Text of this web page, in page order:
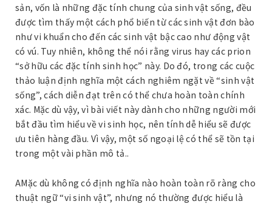
sản, vốn là những đặc tính chung của sinh vật sống, đều
được tìm thấy một cách phổ biến từ các sinh vật đơn bào
như vi khuẩn cho đến các sinh vật bậc cao như động vật
có vú. Tuy nhiên, không thể nói rằng virus hay các prion
“sở hữu các đặc tính sinh học” này. Do đó, trong các cuộc
thảo luận định nghĩa một cách nghiêm ngặt về “sinh vật
sống”, cách diễn đạt trên có thể chưa hoàn toàn chính
xác. Mặc dù vậy, vì bài viết này dành cho những người mới
bắt đầu tìm hiểu về vi sinh học, nên tính dễ hiểu sẽ được
ưu tiên hàng đầu. Vì vậy, một số ngoại lệ có thể sẽ tồn tại
trong một vài phần mô tả..
AMặc dù không có định nghĩa nào hoàn toàn rõ ràng cho
thuật ngữ “vi sinh vật”, nhưng nó thường được hiểu là